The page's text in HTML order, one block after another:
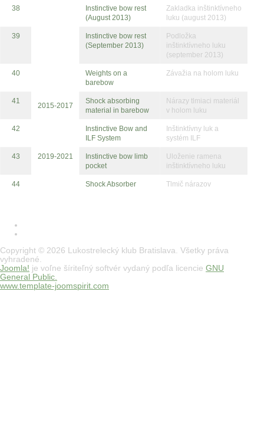
38
Instinctive bow rest
(August 2013)
Zakladka inštinktívneho
luku (august 2013)
39
Instinctive bow rest
(September 2013)
Podložka
inštinktívneho luku
(september 2013)
40
Weights on a
barebow
Závažia na holom luku
41
2015-2017
Shock absorbing
material in barebow
Nárazy tlmiaci materiál
v holom luku
42
2019-2021
Instinctive Bow and
ILF System
Inštinktívny luk a
systém ILF
43
Instinctive bow limb
pocket
Uloženie ramena
inštinktívneho luku
44 Shock Absorber Tlmič nárazov
Copyright © 2026 Lukostrelecký klub Bratislava. Všetky práva
vyhradené.
Joomla! je voľne šíriteľný softvér vydaný podľa licencie GNU
General Public.
www.template-joomspirit.com